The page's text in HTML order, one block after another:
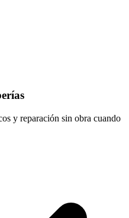
y reparación sin obra cuando